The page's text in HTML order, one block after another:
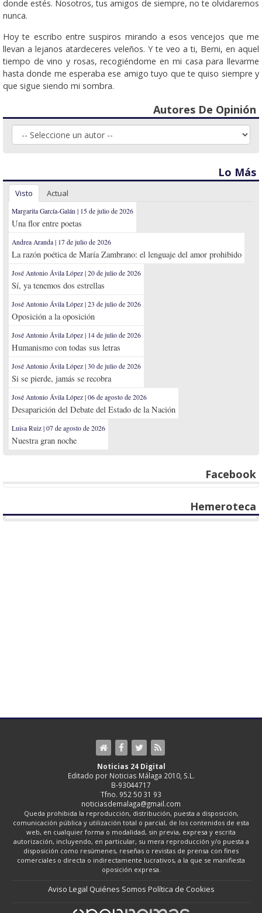
donde estés. Nosotros, tus amigos de siempre, no te olvidaremos
nunca.
Hoy te escribo entre suspiros mirando a esos vencejos que me
llevan a lejanos atardeceres veleños. Y te veo a ti, Berni, en aquel
tiempo de vino y rosas, recogiéndome en mi casa para llevarme
hasta donde me esperaba ese amigo tuyo que te quiso siempre y
que sigue siendo mi sombra.
Autores De Opinión
Lo Más
Visto Actual
Margarita García-Galán | 15 de julio de 2026
Una flor entre poetas
Andrea Aranda | 17 de julio de 2026
La razón poética de María Zambrano: el lenguaje del amor prohibido
José Antonio Ávila López | 20 de julio de 2026
Sí, ya tenemos dos estrellas
José Antonio Ávila López | 23 de julio de 2026
Oposición a la oposición
José Antonio Ávila López | 14 de julio de 2026
Humanismo con todas sus letras
José Antonio Ávila López | 30 de julio de 2026
Si se pierde, jamás se recobra
José Antonio Ávila López | 06 de agosto de 2026
Desaparición del Debate del Estado de la Nación
Luisa Ruiz | 07 de agosto de 2026
Nuestra gran noche
Facebook
Hemeroteca
Noticias 24 Digital
Editado por Noticias Málaga 2010, S.L.
B-93044717
Tfno. 952 50 31 93
noticiasdemalaga@gmail.com
Queda prohibida la reproducción, distribución, puesta a disposición,
comunicación pública y utilización total o parcial, de los contenidos de esta
web, en cualquier forma o modalidad, sin previa, expresa y escrita
autorización, incluyendo, en particular, su mera reproducción y/o puesta a
disposición como resúmenes, reseñas o revistas de prensa con fines
comerciales o directa o indirectamente lucrativos, a la que se manifiesta
oposición expresa.
Aviso Legal Quiénes Somos Política de Cookies